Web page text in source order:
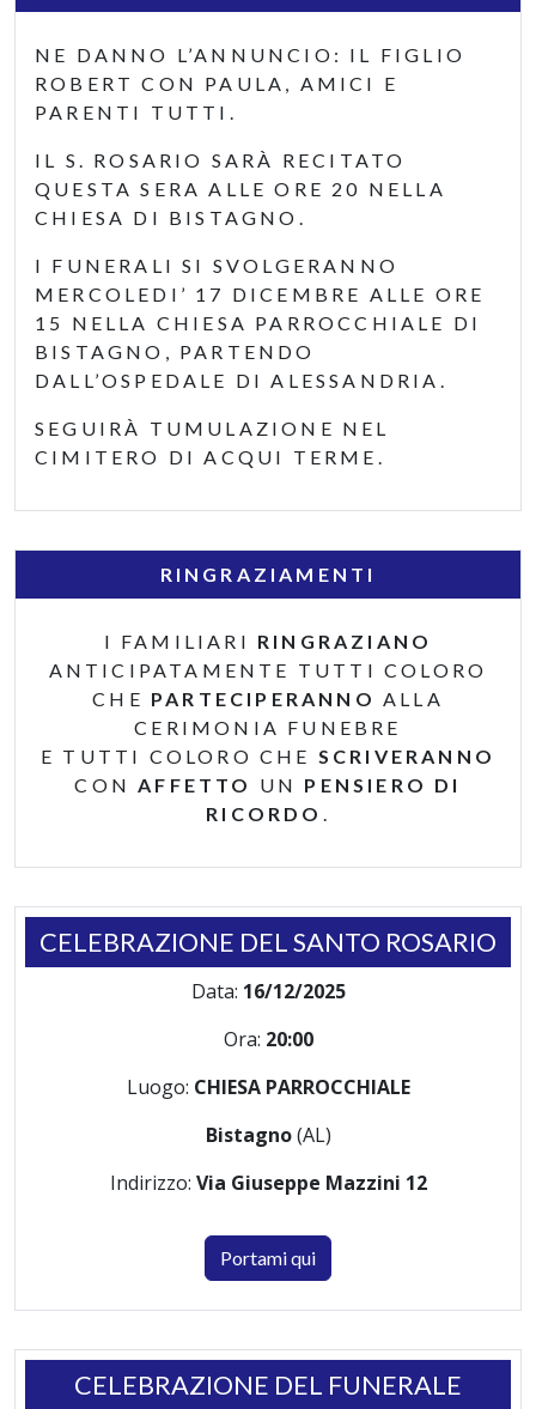
NE DANNO L’ANNUNCIO: IL FIGLIO
ROBERT CON PAULA, AMICI E
PARENTI TUTTI.
IL S. ROSARIO SARÀ RECITATO
QUESTA SERA ALLE ORE 20 NELLA
CHIESA DI BISTAGNO.
I FUNERALI SI SVOLGERANNO
MERCOLEDI’ 17 DICEMBRE ALLE ORE
15 NELLA CHIESA PARROCCHIALE DI
BISTAGNO, PARTENDO
DALL’OSPEDALE DI ALESSANDRIA.
SEGUIRÀ TUMULAZIONE NEL
CIMITERO DI ACQUI TERME.
RINGRAZIAMENTI
I FAMILIARI RINGRAZIANO
ANTICIPATAMENTE TUTTI COLORO
CHE PARTECIPERANNO ALLA
CERIMONIA FUNEBRE
E TUTTI COLORO CHE SCRIVERANNO
CONAFFETTO UN PENSIERO DI
RICORDO .
CELEBRAZIONE DEL SANTO ROSARIO
Data: 16/12/2025
Ora: 20:00
Luogo: CHIESA PARROCCHIALE
Bistagno(AL)
Indirizzo: Via Giuseppe Mazzini 12
Portami qui
CELEBRAZIONE DEL FUNERALE